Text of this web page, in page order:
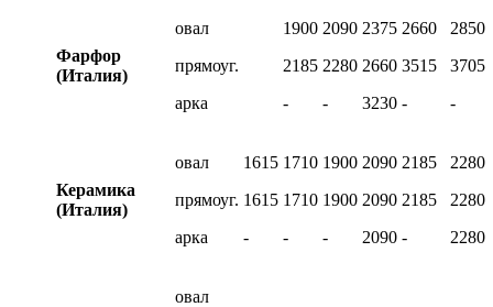
Фарфор
(Италия)
овал
прямоуг.
арка
1900
2185
-
2090
2280
-
2375
2660
3230
2660
3515
-
2850
3705
-
Керамика
(Италия)
овал
прямоуг.
арка
1615
1615
-
1710
1710
-
1900
1900
-
2090
2090
2090
2185
2185
-
2280
2280
2280
овал